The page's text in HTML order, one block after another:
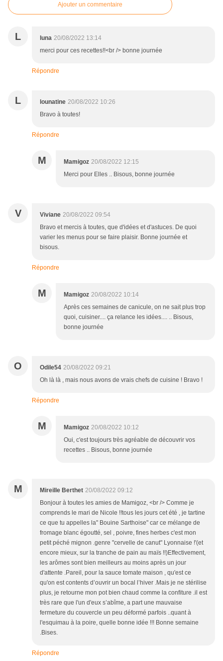
Ajouter un commentaire
L luna 20/08/2022 13:14
merci pour ces recettes!!<br /> bonne journée
Répondre
L lounatine 20/08/2022 10:26
Bravo à toutes!
Répondre
M Mamigoz 20/08/2022 12:15
Merci pour Elles .. Bisous, bonne journée
V Viviane 20/08/2022 09:54
Bravo et mercis à toutes, que d'idées et d'astuces. De quoi
varier les menus pour se faire plaisir. Bonne journée et
bisous.
Répondre
M Mamigoz 20/08/2022 10:14
Après ces semaines de canicule, on ne sait plus trop
quoi, cuisiner.... ça relance les idées.... .. Bisous,
bonne journée
O Odile54 20/08/2022 09:21
Oh là là , mais nous avons de vrais chefs de cuisine ! Bravo !
Répondre
M Mamigoz 20/08/2022 10:12
Oui, c'est toujours très agréable de découvrir vos
recettes .. Bisous, bonne journée
M Mireille Berthet 20/08/2022 09:12
Bonjour à toutes les amies de Mamigoz, <br /> Comme je
comprends le mari de Nicole !!tous les jours cet été , je tartine
ce que tu appelles la" Bouine Sarthoise" car ce mélange de
fromage blanc égoutté, sel , poivre, fines herbes c'est mon
petit péché mignon .genre "cervelle de canut" Lyonnaise !'(et
encore mieux, sur la tranche de pain au maïs !!)Effectivement,
les arômes sont bien meilleurs au moins après un jour
d'attente .Pareil, pour la sauce tomate maison , qu'est ce
qu'on est contents d’ouvrir un bocal l’hiver .Mais je ne stérilise
plus, je retourne mon pot bien chaud comme la confiture .il est
très rare que l'un d'eux s’abîme, a part une mauvaise
fermeture du couvercle un peu déformé parfois ..quant à
l'esquimau à la poire, quelle bonne idée !!! Bonne semaine
.Bises.
Répondre